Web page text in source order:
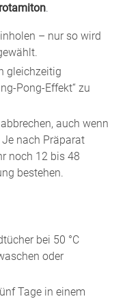
.
– nur so wird
gleichzeitig
Pong-Effekt“ zu
auch wenn
nach Präparat
noch 12 bis 48
bestehen.
bei 50 °C
oder
Tage in einem